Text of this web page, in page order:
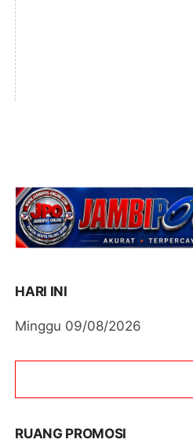
HARI INI
Minggu 09/08/2026
RUANG PROMOSI